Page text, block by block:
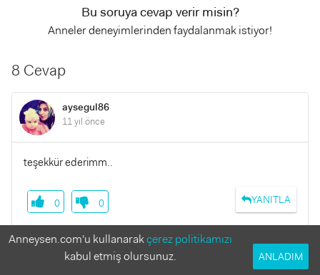
Bu soruya cevap verir misin?
Anneler deneyimlerinden faydalanmak istiyor!
8 Cevap
aysegul86
11 yıl önce
teşekkür ederimm..
YANITLA
0 0
Nesliselo
Anneysen.com'u kullanarakçerez politikamızı
kabul etmiş olursunuz.
ANLADIM